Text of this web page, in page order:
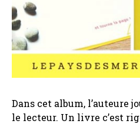
Dans cet album, l’auteure
le lecteur. Un livre c’est